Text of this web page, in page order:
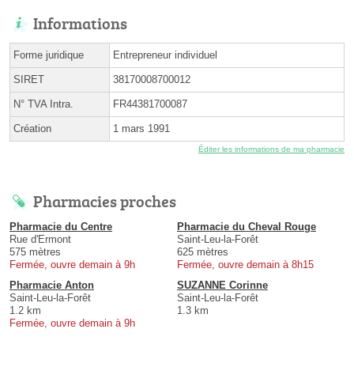
Informations
Forme juridique Entrepreneur individuel
SIRET 38170008700012
N° TVA Intra. FR44381700087
Création 1 mars 1991
Éditer les informations de ma pharmacie
Pharmacies proches
Pharmacie du Centre
Rue d'Ermont
575 mètres
Fermée, ouvre demain à 9h
Pharmacie du Cheval Rouge
Saint-Leu-la-Forêt
625 mètres
Fermée, ouvre demain à 8h15
Pharmacie Anton
Saint-Leu-la-Forêt
1.2 km
Fermée, ouvre demain à 9h
SUZANNE Corinne
Saint-Leu-la-Forêt
1.3 km